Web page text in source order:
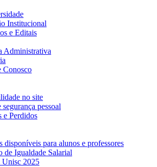
Institucional
e Editais
Administrativa
Conosco
no site
pessoal
e Perdidos
disponíveis para alunos e professores
de Igualdade Salarial
Unisc 2025